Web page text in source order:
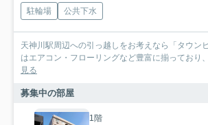
駐輪場 公共下水
天神川駅周辺への引っ越しをお考えなら「タウン
はエアコン・フローリングなど豊富に揃っており
見る
募集中の部屋
1階